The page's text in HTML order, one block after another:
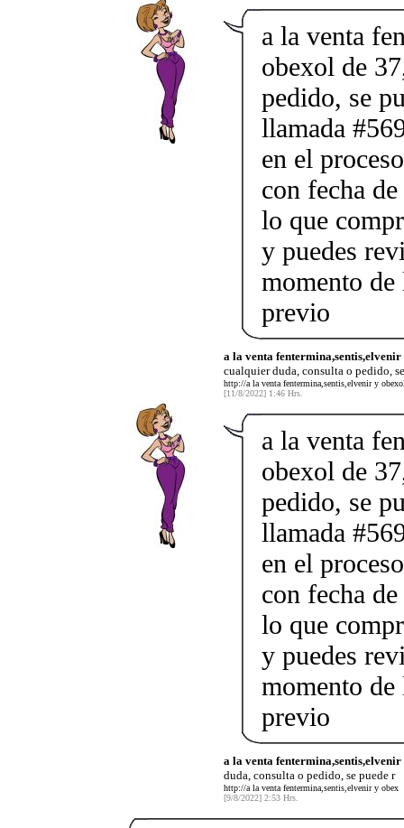
a la venta
obexol de
pedido, se
llamada
en el
con fecha
lo que
y puedes
momento de
previo
a la venta fentermina,sentis,elvenir
cualquier duda, consulta o pedido,
http://a la venta fentermina,sentis,elvenir y
[11/8/2022] 1:46 Hrs.
a la venta
obexol de
pedido, se
llamada
en el
con fecha
lo que
y puedes
momento de
previo
a la venta
duda, consulta o pedido, se puede r
http://a la venta fentermina,sentis,elvenir y obex
[9/8/2022] 2:53 Hrs.